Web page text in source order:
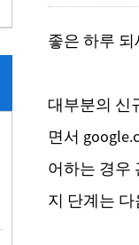
좋은 하루 되
대부분의 신
면서
어하는 경우
지 단계는